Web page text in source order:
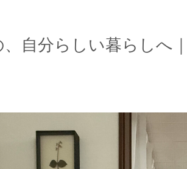
自分らしい暮らしへ